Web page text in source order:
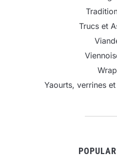
Trucs et
Yaourts, verrines